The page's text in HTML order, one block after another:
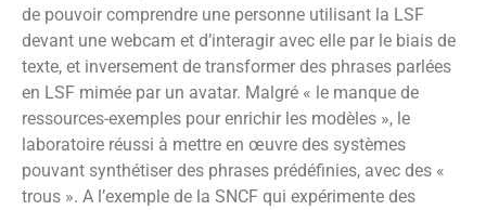
de pouvoir comprendre une personne utilisant la LSF
devant une webcam et d’interagir avec elle par le biais de
texte, et inversement de transformer des phrases parlées
en LSF mimée par un avatar. Malgré « le manque de
ressources-exemples pour enrichir les modèles », le
laboratoire réussi à mettre en œuvre des systèmes
pouvant synthétiser des phrases prédéfinies, avec des «
trous ». A l’exemple de la SNCF qui expérimente des